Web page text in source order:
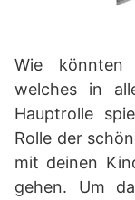
Wie könnten
welches in
Hauptrolle
Rolle der
mit deinen
gehen. Um